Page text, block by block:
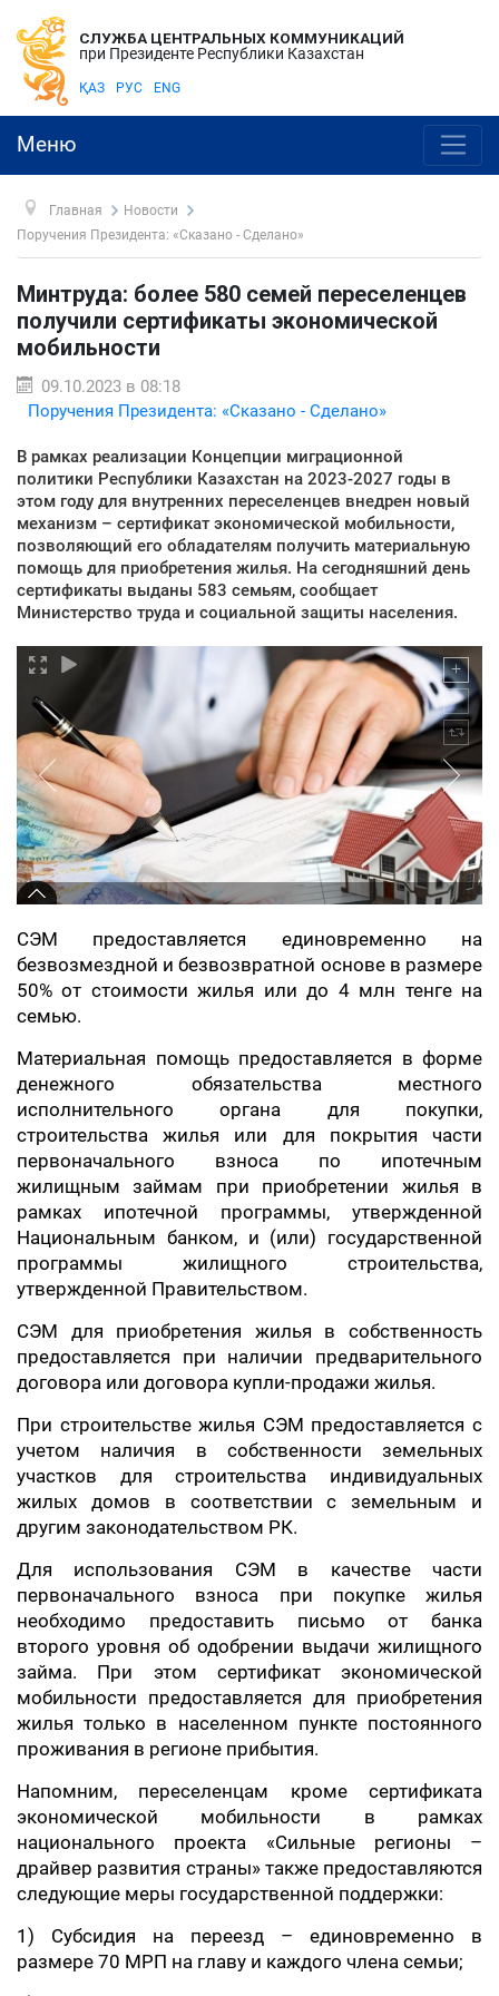
СЛУЖБА ЦЕНТРАЛЬНЫХ КОММУНИКАЦИЙ
при Президенте Республики Казахстан
ҚАЗ РУС ENG
Меню
Главная
Новости
Поручения Президента: «Сказано - Сделано»
Минтруда: более 580 семей переселенцев
получили сертификаты экономической
мобильности
09.10.2023 в 08:18
Поручения Президента: «Сказано - Сделано»
В рамках реализации Концепции миграционной
политики Республики Казахстан на 2023-2027 годы в
этом году для внутренних переселенцев внедрен новый
механизм – сертификат экономической мобильности,
позволяющий его обладателям получить материальную
помощь для приобретения жилья. На сегодняшний день
сертификаты выданы 583 семьям, сообщает
Министерство труда и социальной защиты населения.
СЭМ предоставляется единовременно на
безвозмездной и безвозвратной основе в размере
50% от стоимости жилья или до 4 млн тенге на
семью.
Материальная помощь предоставляется в форме
денежного обязательства местного
исполнительного органа для покупки,
строительства жилья или для покрытия части
первоначального взноса по ипотечным
жилищным займам при приобретении жилья в
рамках ипотечной программы, утвержденной
Национальным банком, и (или) государственной
программы жилищного строительства,
утвержденной Правительством.
СЭМ для приобретения жилья в собственность
предоставляется при наличии предварительного
договора или договора купли-продажи жилья.
При строительстве жилья СЭМ предоставляется с
учетом наличия в собственности земельных
участков для строительства индивидуальных
жилых домов в соответствии с земельным и
другим законодательством РК.
Для использования СЭМ в качестве части
первоначального взноса при покупке жилья
необходимо предоставить письмо от банка
второго уровня об одобрении выдачи жилищного
займа. При этом сертификат экономической
мобильности предоставляется для приобретения
жилья только в населенном пункте постоянного
проживания в регионе прибытия.
Напомним, переселенцам кроме сертификата
экономической мобильности в рамках
национального проекта «Сильные регионы –
драйвер развития страны» также предоставляются
следующие меры государственной поддержки:
1) Субсидия на переезд – единовременно в
размере 70 МРП на главу и каждого члена семьи;